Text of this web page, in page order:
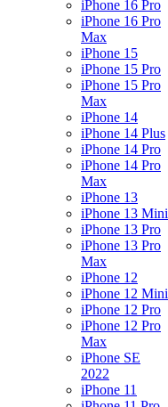
iPhone 16 Pro
iPhone 16 Pro
Max
iPhone 15
iPhone 15 Pro
iPhone 15 Pro
Max
iPhone 14
iPhone 14 Plus
iPhone 14 Pro
iPhone 14 Pro
Max
iPhone 13
iPhone 13 Mini
iPhone 13 Pro
iPhone 13 Pro
Max
iPhone 12
iPhone 12 Mini
iPhone 12 Pro
iPhone 12 Pro
Max
iPhone SE
2022
iPhone 11